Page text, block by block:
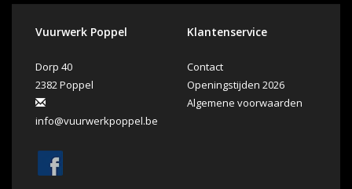
Vuurwerk Poppel
Dorp 40
2382 Poppel
info@vuurwerkpoppel.be
Klantenservice
Contact
Openingstijden 2026
Algemene voorwaarden